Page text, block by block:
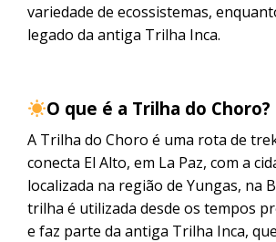
variedade de ecossistemas,
legado da antiga Trilha Inca.
O que é a Trilha do Choro?
A Trilha do Choro é uma rota de
conecta El Alto, em La Paz, com a
localizada na região de Yungas, na
trilha é utilizada desde os tempos
e faz parte da antiga Trilha Inca,